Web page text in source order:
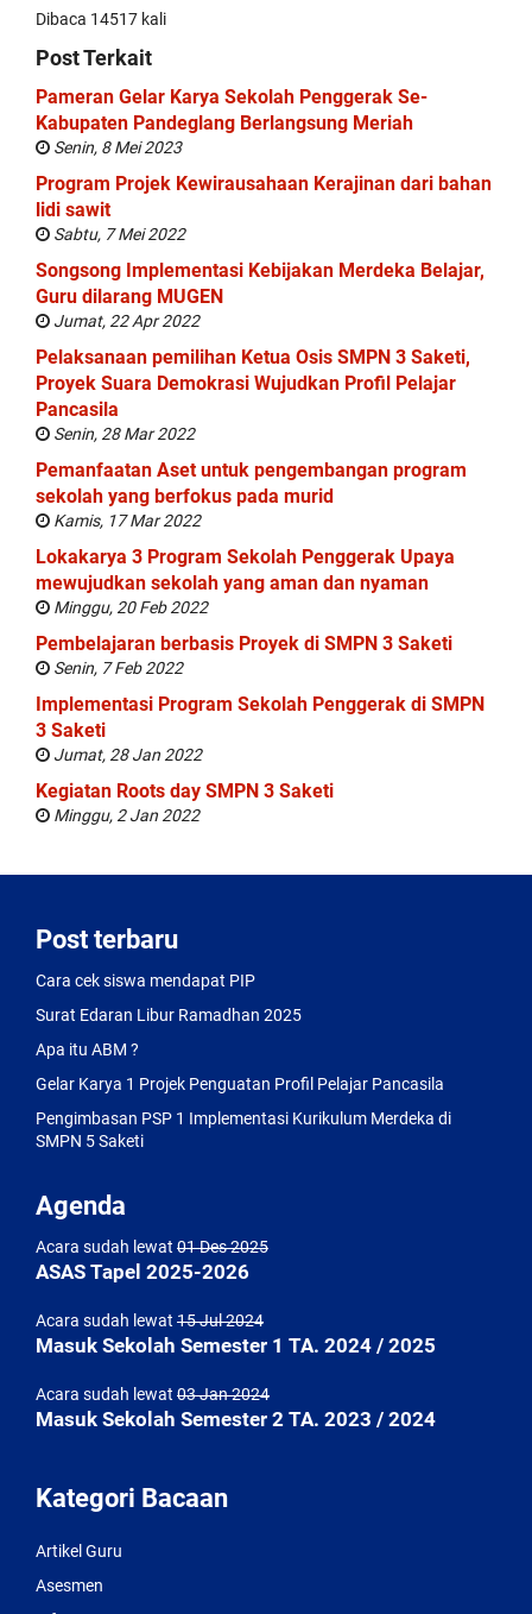
Dibaca 14517 kali
Post Terkait
Pameran Gelar Karya Sekolah Penggerak Se-
Kabupaten Pandeglang Berlangsung Meriah
Senin, 8 Mei 2023
Program Projek Kewirausahaan Kerajinan dari bahan
lidi sawit
Sabtu, 7 Mei 2022
Songsong Implementasi Kebijakan Merdeka Belajar,
Guru dilarang MUGEN
Jumat, 22 Apr 2022
Pelaksanaan pemilihan Ketua Osis SMPN 3 Saketi,
Proyek Suara Demokrasi Wujudkan Profil Pelajar
Pancasila
Senin, 28 Mar 2022
Pemanfaatan Aset untuk pengembangan program
sekolah yang berfokus pada murid
Kamis, 17 Mar 2022
Lokakarya 3 Program Sekolah Penggerak Upaya
mewujudkan sekolah yang aman dan nyaman
Minggu, 20 Feb 2022
Pembelajaran berbasis Proyek di SMPN 3 Saketi
Senin, 7 Feb 2022
Implementasi Program Sekolah Penggerak di SMPN
3 Saketi
Jumat, 28 Jan 2022
Kegiatan Roots day SMPN 3 Saketi
Minggu, 2 Jan 2022
Post terbaru
Cara cek siswa mendapat PIP
Surat Edaran Libur Ramadhan 2025
Apa itu ABM ?
Gelar Karya 1 Projek Penguatan Profil Pelajar Pancasila
Pengimbasan PSP 1 Implementasi Kurikulum Merdeka di
SMPN 5 Saketi
Agenda
Acara sudah lewat 01 Des 2025
ASAS Tapel 2025-2026
Acara sudah lewat 15 Jul 2024
Masuk Sekolah Semester 1 TA. 2024 / 2025
Acara sudah lewat 03 Jan 2024
Masuk Sekolah Semester 2 TA. 2023 / 2024
Kategori Bacaan
Artikel Guru
Asesmen